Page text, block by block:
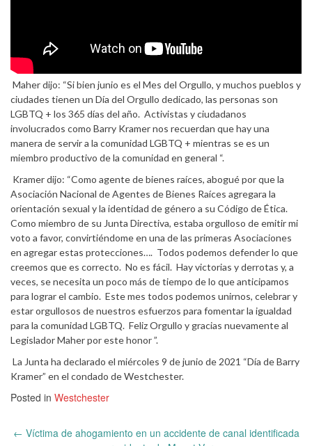
Maher dijo: “Si bien junio es el Mes del Orgullo, y muchos pueblos y
ciudades tienen un Día del Orgullo dedicado, las personas son
LGBTQ + los 365 días del año. Activistas y ciudadanos
involucrados como Barry Kramer nos recuerdan que hay una
manera de servir a la comunidad LGBTQ + mientras se es un
miembro productivo de la comunidad en general “.
Kramer dijo: “Como agente de bienes raíces, abogué por que la
Asociación Nacional de Agentes de Bienes Raíces agregara la
orientación sexual y la identidad de género a su Código de Ética.
Como miembro de su Junta Directiva, estaba orgulloso de emitir mi
voto a favor, convirtiéndome en una de las primeras Asociaciones
en agregar estas protecciones…. Todos podemos defender lo que
creemos que es correcto. No es fácil. Hay victorias y derrotas y, a
veces, se necesita un poco más de tiempo de lo que anticipamos
para lograr el cambio. Este mes todos podemos unirnos, celebrar y
estar orgullosos de nuestros esfuerzos para fomentar la igualdad
para la comunidad LGBTQ. Feliz Orgullo y gracias nuevamente al
Legislador Maher por este honor ”.
La Junta ha declarado el miércoles 9 de junio de 2021 “Día de Barry
Kramer” en el condado de Westchester.
Posted in Westchester
Post
← Víctima de ahogamiento en un accidente de canal identificada